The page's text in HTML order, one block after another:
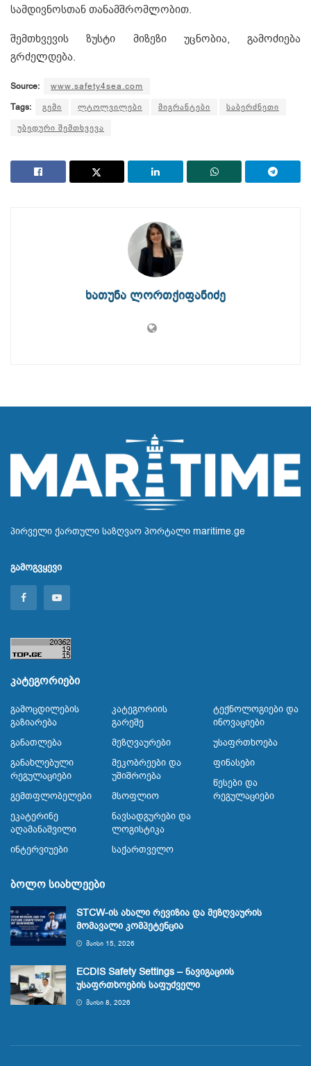
სამდივნოსთან თანამშრომლობით.
შემთხვევის ზუსტი მიზეზი უცნობია, გამოძიება
გრძელდება.
Source:
www.safety4sea.com
Tags:
გემი ლტოლვილები მიგრანტები
საბერძნეთი
უბედური შემთხვევა
ხათუნა ლორთქიფანიძე
პირველი ქართული საზღვაო პორტალი maritime.ge
გამოგვყევი
კატეგორიები
Გამოცდილების
Გაზიარება
Განათლება
Განახლებული
Რეგულაციები
Გემთფლობელები
Ეკატერინე
Აღამანაშვილი
Ინტერვიუები
Კატეგორიის
Გარეშე
Მეზღვაურები
Მეკობრეები Და
Უშიშროება
Მსოფლიო
Ნავსადგურები Და
Ლოგისტიკა
Საქართველო
Ტექნოლოგიები Და
Ინოვაციები
Უსაფრთხოება
Ფინასები
Წესები Და
Რეგულაციები
ბოლო სიახლეები
STCW-ის ახალი რევიზია და მეზღვაურის
მომავალი კომპეტენცია
ᲛᲐᲘᲡᲘ 15, 2026
ECDIS Safety Settings – ნავიგაციის
უსაფრთხოების საფუძველი
ᲛᲐᲘᲡᲘ 8, 2026